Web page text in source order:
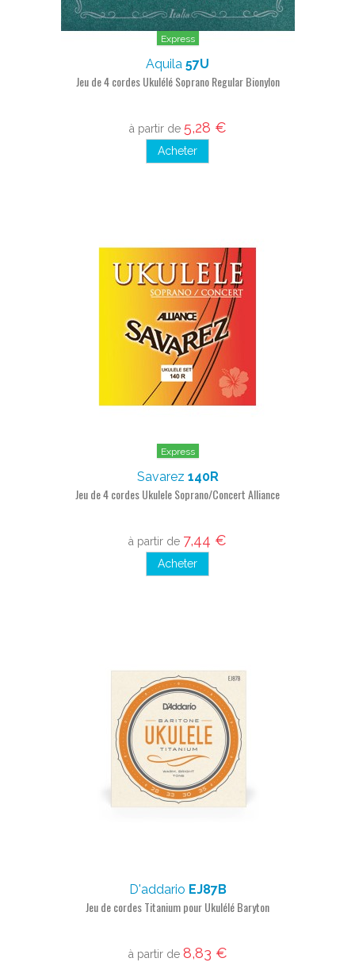
Express
Aquila 57U
Jeu de 4 cordes Ukulélé Soprano Regular Bionylon
à partir de 5,28 €
Acheter
Express
Savarez 140R
Jeu de 4 cordes Ukulele Soprano/Concert Alliance
à partir de 7,44 €
Acheter
D'addario EJ87B
Jeu de cordes Titanium pour Ukulélé Baryton
à partir de 8,83 €